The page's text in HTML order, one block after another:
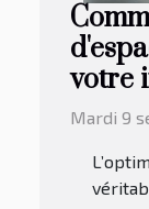
votre
Mardi 9